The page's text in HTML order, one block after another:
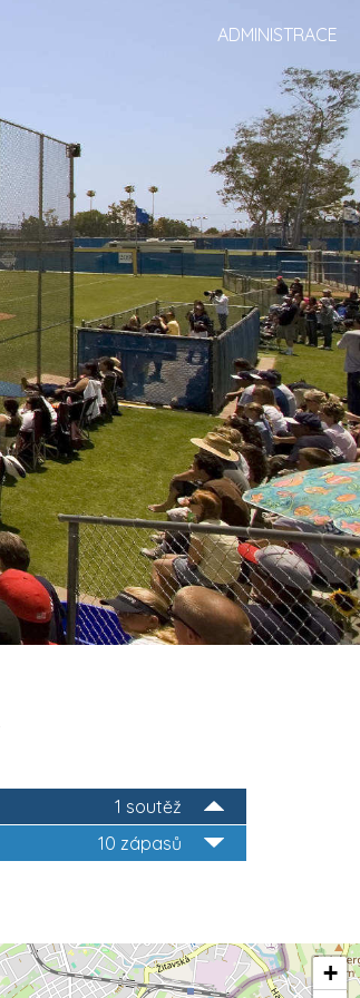
ADMINISTRACE
1 soutěž
10 zápasů
+